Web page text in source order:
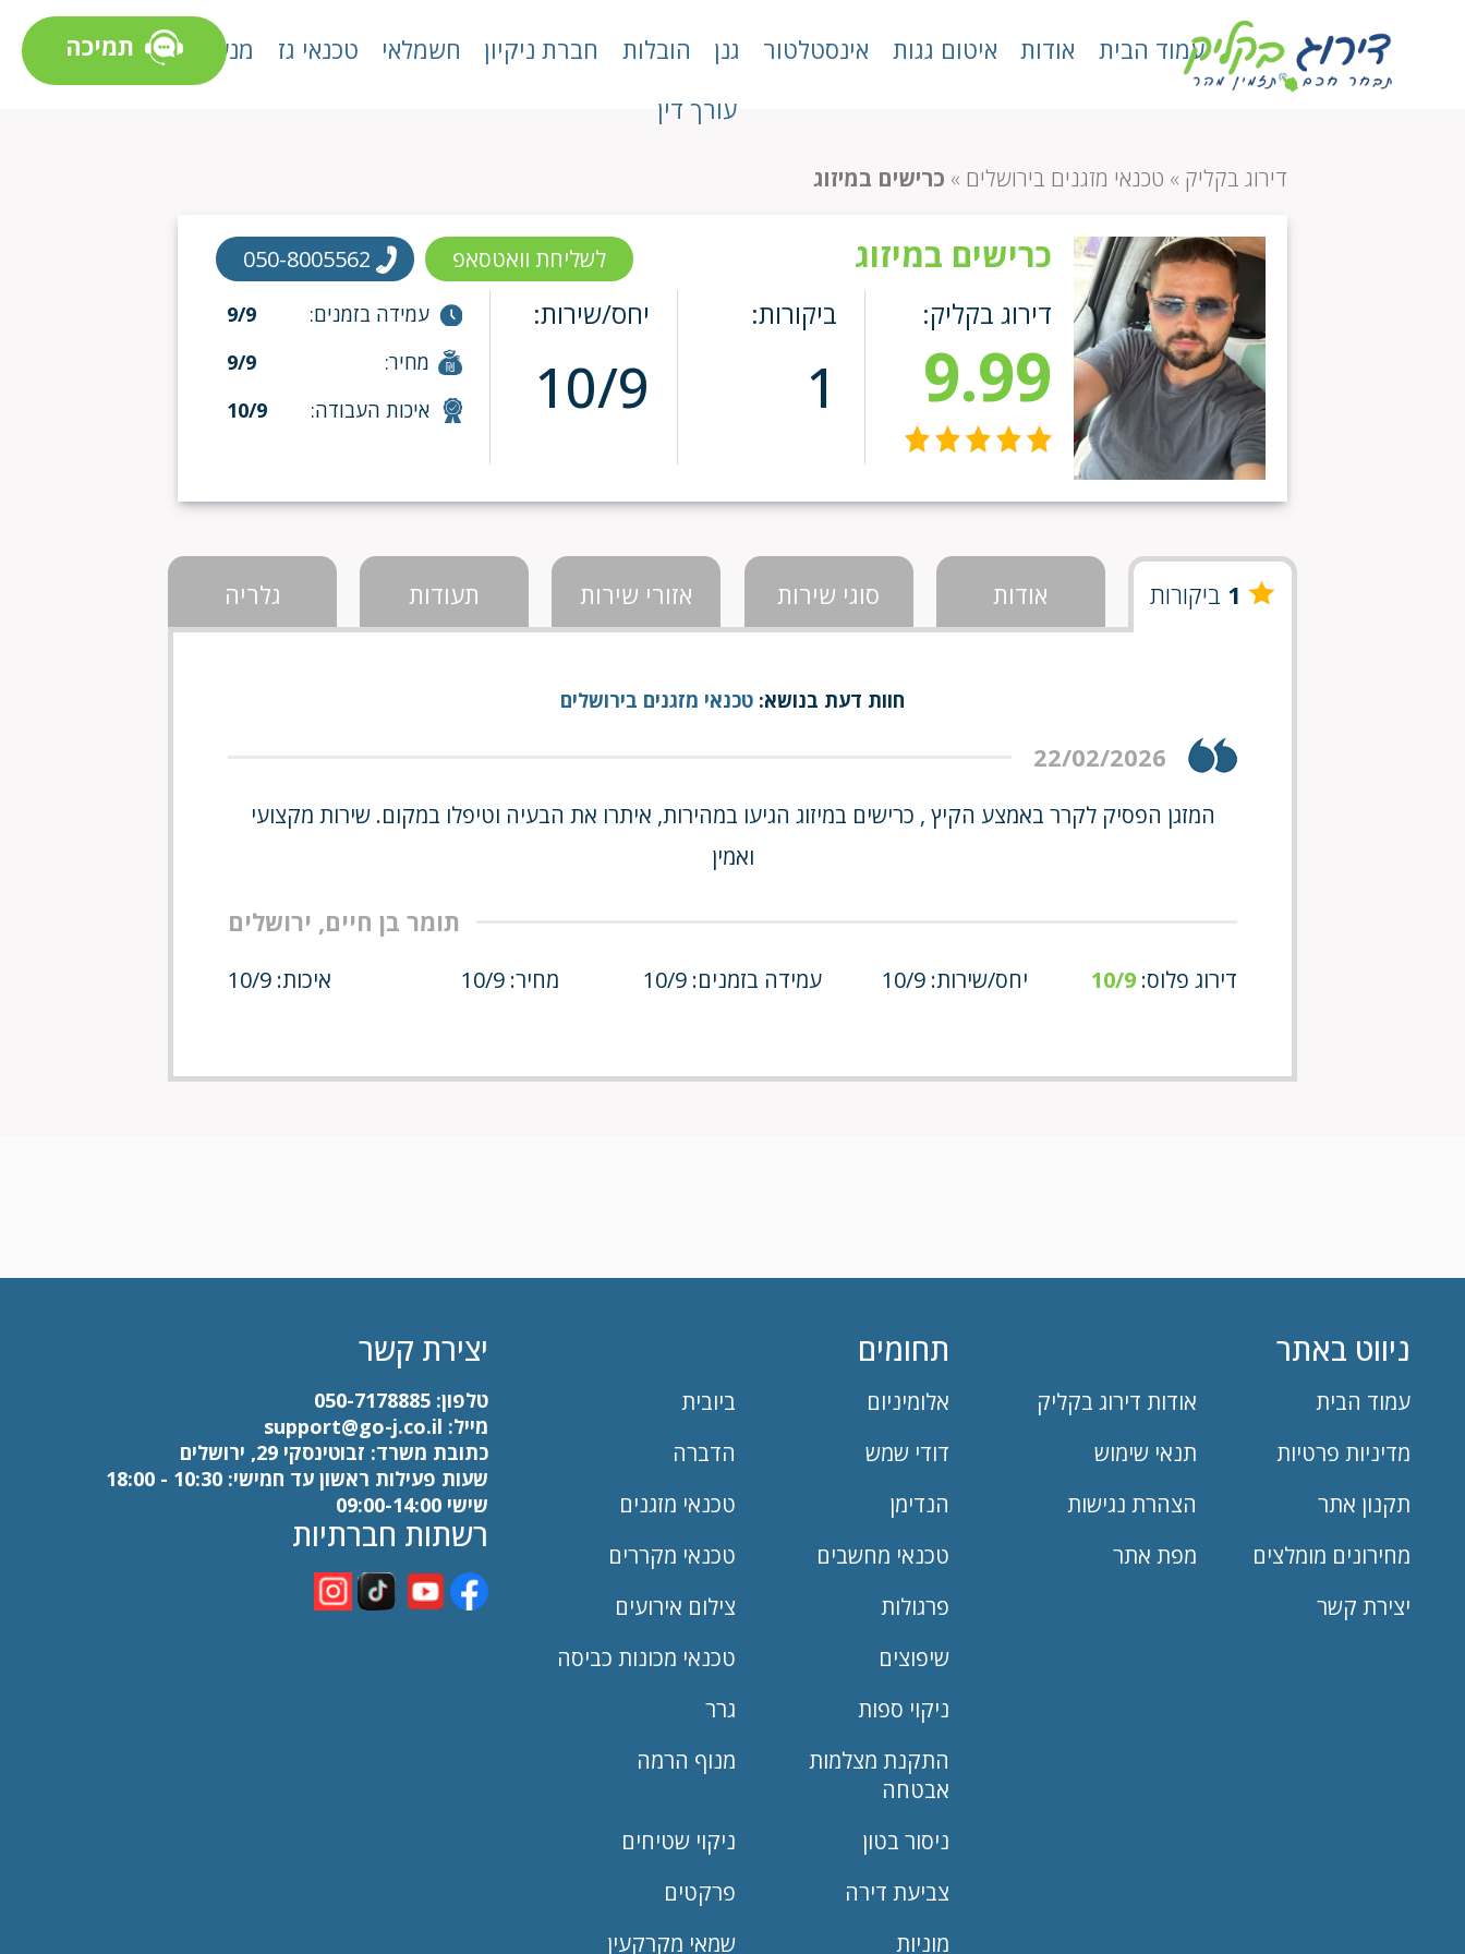
עמוד הבית אודות איטום גגות אינסטלטור גנן הובלות חברת ניקיון חשמלאי טכנאי גז
מנעולן
עורך דין
תמיכה
דירוג בקליק » טכנאי מזגנים בירושלים » כרישים במיזוג
כרישים במיזוג
דירוג בקליק:
9.99
ביקורות:
1
יחס/שירות:
10/9
עמידה בזמנים:
9/9
מחיר:
9/9
איכות העבודה:
10/9
לשליחת וואטסאפ 050-8005562
1 ביקורות אודות סוגי שירות אזורי שירות תעודות גלריה
חוות דעת בנושא: טכנאי מזגנים בירושלים
22/02/2026
המזגן הפסיק לקרר באמצע הקיץ , כרישים במיזוג הגיעו במהירות, איתרו את הבעיה וטיפלו במקום. שירות מקצועי
ואמין
תומר בן חיים, ירושלים
דירוג פלוס: 10/9 יחס/שירות: 10/9 עמידה בזמנים: 10/9 מחיר: 10/9 איכות: 10/9
ניווט באתר
עמוד הבית
אודות דירוג בקליק
מדיניות פרטיות
תנאי שימוש
תקנון אתר
הצהרת נגישות
מחירונים מומלצים
מפת אתר
יצירת קשר
תחומים
אלומיניום
ביובית
דודי שמש
הדברה
הנדימן
טכנאי מזגנים
טכנאי מחשבים
טכנאי מקררים
פרגולות
צילום אירועים
שיפוצים
טכנאי מכונות כביסה
ניקוי ספות
גרר
התקנת מצלמות
אבטחה
מנוף הרמה
ניסור בטון
ניקוי שטיחים
צביעת דירה
פרקטים
מוניות
שמאי מקרקעין
יצירת קשר
טלפון:050-7178885
מייל: support@go-j.co.il
כתובת משרד: זבוטינסקי 29, ירושלים
שעות פעילות ראשון עד חמישי: 10:30 - 18:00
שישי 09:00-14:00
רשתות חברתיות